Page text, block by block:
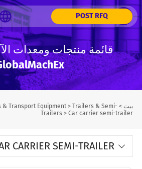
POST RFQ
قائمة منتجات ومعدات
بيت>
& Transport Equipment >Trailers & Semi-
Trailers >Car carrier semi-trailer
CARRIER SEMI-TRAILER